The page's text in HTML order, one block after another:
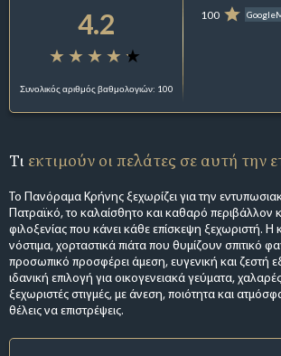
4.2
Συνολικός αριθμός βαθμολογιών: 100
100
Τι εκτιμούν οι πελάτες σε αυτή την
Το Πανόραμα Κρήνης ξεχωρίζει για την
Πατραϊκό, το καλαίσθητο και καθαρό περιβάλλον
φιλοξενίας που κάνει κάθε επίσκεψη ξεχωριστή. Η
νόστιμα, χορταστικά πιάτα που θυμίζουν σπιτικό
προσωπικό προσφέρει άμεση, ευγενική και ζεστή
ιδανική επιλογή για οικογενειακά γεύματα,
ξεχωριστές στιγμές, με άνεση, ποιότητα και
θέλεις να επιστρέψεις.